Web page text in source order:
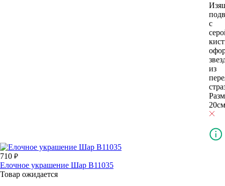
с
из
710
Елочное украшение Шар В11035
Товар ожидается